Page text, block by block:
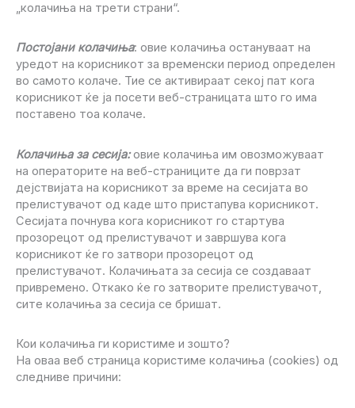
„колачиња на трети страни“.
Постојани колачиња: овие колачиња остануваат на
уредот на корисникот за временски период определен
во самото колаче. Тие се активираат секој пат кога
корисникот ќе ја посети веб-страницата што го има
поставено тоа колаче.
Колачиња за сесија:овие колачиња им овозможуваат
на операторите на веб-страниците да ги поврзат
дејствијата на корисникот за време на сесијата во
прелистувачот од каде што пристапува корисникот.
Сесијата почнува кога корисникот го стартува
прозорецот од прелистувачот и завршува кога
корисникот ќе го затвори прозорецот од
прелистувачот. Колачињата за сесија се создаваат
привремено. Откако ќе го затворите прелистувачот,
сите колачиња за сесија се бришат.
Кои колачиња ги користиме и зошто?
На оваа веб страница користиме колачиња (cookies) од
следниве причини: